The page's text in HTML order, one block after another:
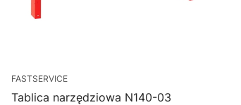
FASTSERVICE
Tablica narzędziowa N140-03